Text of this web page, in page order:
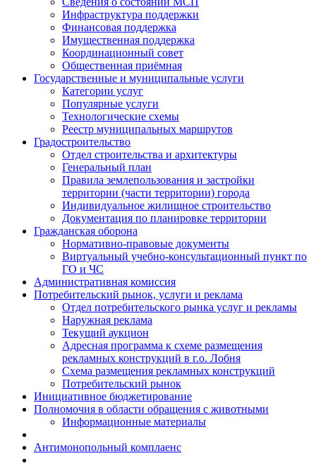
Инфраструктура поддержки
Финансовая поддержка
Имущественная поддержка
Координационный совет
Общественная приёмная
Государственные и муниципальные услуги
Категории услуг
Популярные услуги
Технологические схемы
Реестр муниципальных маршрутов
Градостроительство
Отдел строительства и архитектуры
Генеральный план
Правила землепользования и застройки
территории (части территории) города
Индивидуальное жилищное строительство
Документация по планировке территории
Гражданская оборона
Н​ормативно-правовые документы
Виртуальный учебно-консультационный пункт по
ГО и ЧС
Административная комиссия
Потребительский рынок, услуги и реклама
Отдел потребительского рынка услуг и рекламы
Наружная реклама
Текущий аукцион
Адресная программа к схеме размещения
рекламных конструкций в г.о. Лобня
Схема размещения рекламных конструкций
Потребительский рынок
Инициативное бюджетирование
Полномочия в области обращения с животными
Информационные материалы
Антимонопольный комплаенс